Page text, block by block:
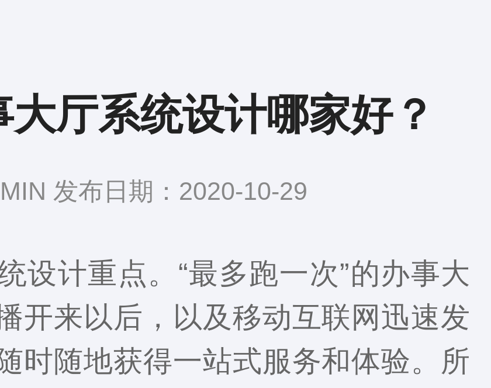
厅系统设计哪家好？
发布日期：2020-10-29
设计重点。“最多跑一次”的办事大
开来以后，以及移动互联网迅速发
时随地获得一站式服务和体验。所